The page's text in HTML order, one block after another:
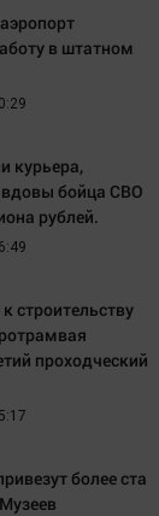
в штатном
курьера,
вдовы бойца СВО
рублей.
строительству
проходческий
более ста